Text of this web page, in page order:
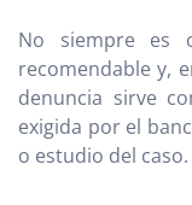
No siempre es
recomendable y,
denuncia sirve
exigida por el
o estudio del caso.